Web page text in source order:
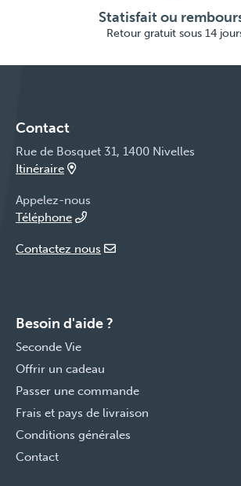
Statisfait ou
Retour gratuit sous 14
Contact
Rue de Bosquet 31, 1400 Nivelles
Itinéraire
Appelez-nous
Téléphone
Contactez nous
Besoin d'aide ?
Seconde Vie
Offrir un cadeau
Passer une commande
Frais et pays de livraison
Conditions générales
Contact